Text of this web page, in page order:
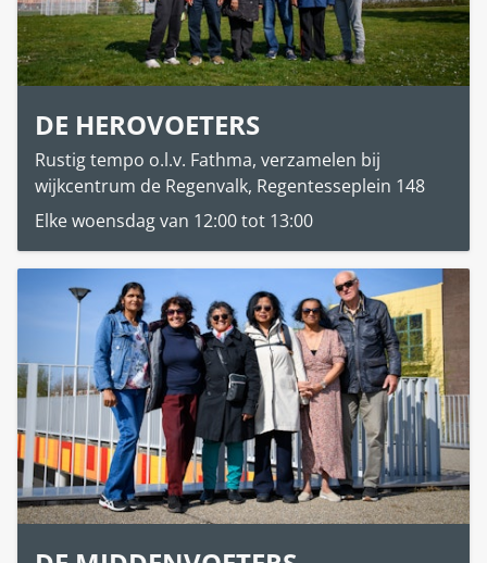
DE HEROVOETERS
Rustig tempo o.l.v. Fathma, verzamelen bij
wijkcentrum de Regenvalk, Regentesseplein 148
Elke woensdag van 12:00 tot 13:00